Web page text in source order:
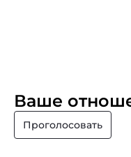
Ваше
Проголосовать